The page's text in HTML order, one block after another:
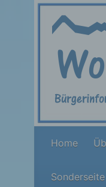
Zum Hauptinhalt
Home